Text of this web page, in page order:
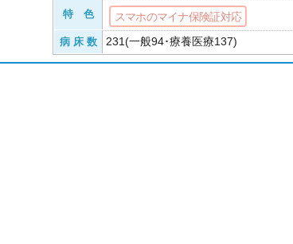
特 色 スマホのマイナ保険証対応
病 床 数 231(一般94･療養医療137)